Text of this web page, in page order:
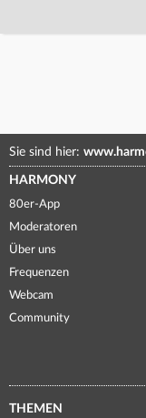
Sie sind hier:
HARMONY
80er-App
Moderatoren
Über uns
Frequenzen
Webcam
Community
THEMEN